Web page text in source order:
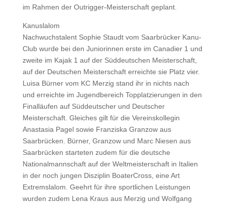
im Rahmen der Outrigger-Meisterschaft geplant.
Kanuslalom
Nachwuchstalent Sophie Staudt vom Saarbrücker Kanu-
Club wurde bei den Juniorinnen erste im Canadier 1 und
zweite im Kajak 1 auf der Süddeutschen Meisterschaft,
auf der Deutschen Meisterschaft erreichte sie Platz vier.
Luisa Bürner vom KC Merzig stand ihr in nichts nach
und erreichte im Jugendbereich Topplatzierungen in den
Finalläufen auf Süddeutscher und Deutscher
Meisterschaft. Gleiches gilt für die Vereinskollegin
Anastasia Pagel sowie Franziska Granzow aus
Saarbrücken. Bürner, Granzow und Marc Niesen aus
Saarbrücken starteten zudem für die deutsche
Nationalmannschaft auf der Weltmeisterschaft in Italien
in der noch jungen Disziplin BoaterCross, eine Art
Extremslalom. Geehrt für ihre sportlichen Leistungen
wurden zudem Lena Kraus aus Merzig und Wolfgang